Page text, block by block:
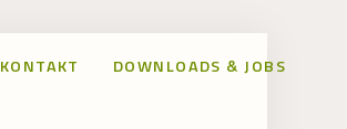
KONTAKT DOWNLOADS & JOBS